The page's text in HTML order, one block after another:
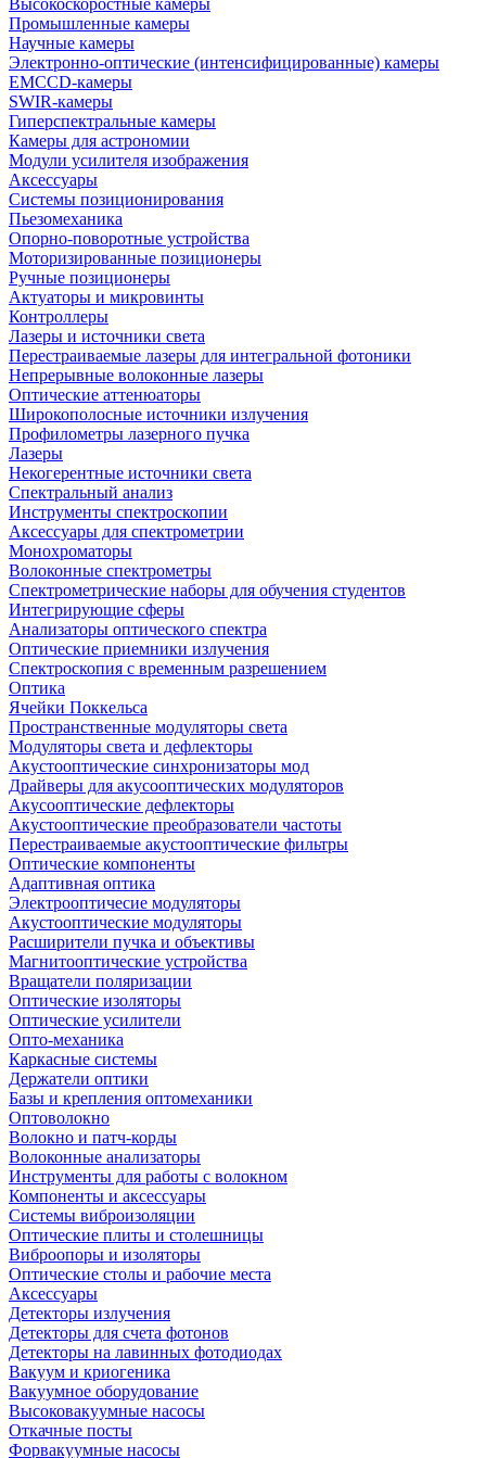
Высокоскоростные камеры
Промышленные камеры
Научные камеры
Электронно-оптические (интенсифицированные) камеры
EMCCD-камеры
SWIR-камеры
Гиперспектральные камеры
Камеры для астрономии
Модули усилителя изображения
Аксессуары
Системы позиционирования
Пьезомеханика
Опорно-поворотные устройства
Моторизированные позиционеры
Ручные позиционеры
Актуаторы и микровинты
Контроллеры
Лазеры и источники света
Перестраиваемые лазеры для интегральной фотоники
Непрерывные волоконные лазеры
Оптические аттенюаторы
Широкополосные источники излучения
Профилометры лазерного пучка
Лазеры
Некогерентные источники света
Спектральный анализ
Инструменты спектроскопии
Аксессуары для спектрометрии
Монохроматоры
Волоконные спектрометры
Спектрометрические наборы для обучения студентов
Интегрирующие сферы
Анализаторы оптического спектра
Оптические приемники излучения
Спектроскопия с временным разрешением
Оптика
Ячейки Поккельса
Пространственные модуляторы света
Модуляторы света и дефлекторы
Акустооптические синхронизаторы мод
Драйверы для акусооптических модуляторов
Акусооптические дефлекторы
Акустооптические преобразователи частоты
Перестраиваемые акустооптические фильтры
Оптические компоненты
Адаптивная оптика
Электрооптичесие модуляторы
Акустооптические модуляторы
Расширители пучка и объективы
Магнитооптические устройства
Вращатели поляризации
Оптические изоляторы
Оптические усилители
Опто-механика
Каркасные системы
Держатели оптики
Базы и крепления оптомеханики
Оптоволокно
Волокно и патч-корды
Волоконные анализаторы
Инструменты для работы с волокном
Компоненты и аксессуары
Системы виброизоляции
Оптические плиты и столешницы
Виброопоры и изоляторы
Оптические столы и рабочие места
Аксессуары
Детекторы излучения
Детекторы для счета фотонов
Детекторы на лавинных фотодиодах
Вакуум и криогеника
Вакуумное оборудование
Высоковакуумные насосы
Откачные посты
Форвакуумные насосы